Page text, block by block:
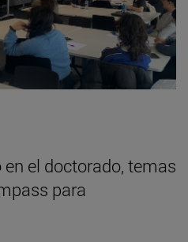
el doctorado, temas
para